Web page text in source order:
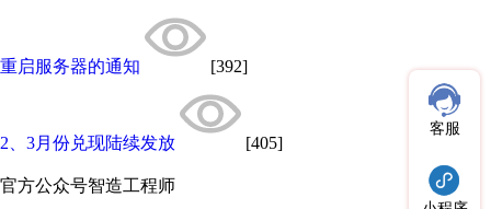
重启服务器的通知 [392]
2、3月份兑现陆续发放 [405]
官方公众号智造工程师
客服